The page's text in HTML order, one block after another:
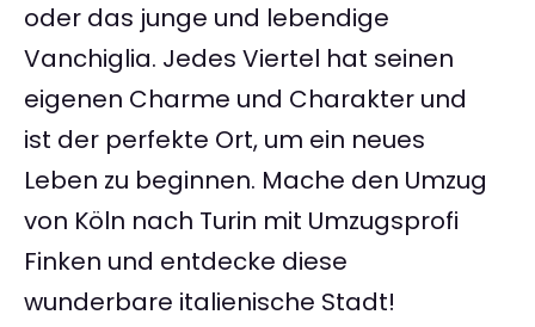
oder das junge und lebendige
Vanchiglia. Jedes Viertel hat seinen
eigenen Charme und Charakter und
ist der perfekte Ort, um ein neues
Leben zu beginnen. Mache den Umzug
von Köln nach Turin mit Umzugsprofi
Finken und entdecke diese
wunderbare italienische Stadt!